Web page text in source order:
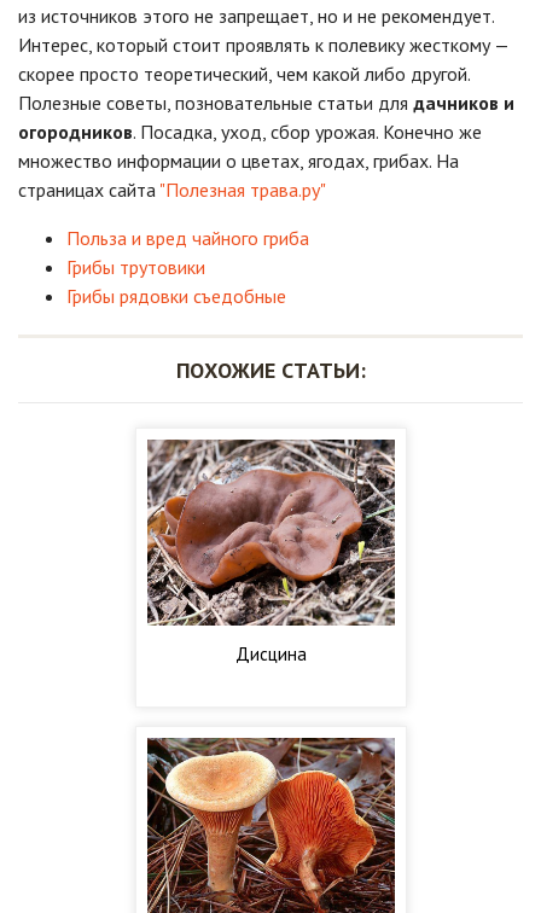
из источников этого не запрещает, но и не рекомендует.
Интерес, который стоит проявлять к полевику жесткому —
скорее просто теоретический, чем какой либо другой.
Полезные советы, позновательные статьи для дачников и
огородников. Посадка, уход, сбор урожая. Конечно же
множество информации о цветах, ягодах, грибах. На
страницах сайта "Полезная трава.ру"
Польза и вред чайного гриба
Грибы трутовики
Грибы рядовки съедобные
ПОХОЖИЕ СТАТЬИ:
Дисцина